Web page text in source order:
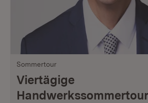
Sommertour
Viertägige